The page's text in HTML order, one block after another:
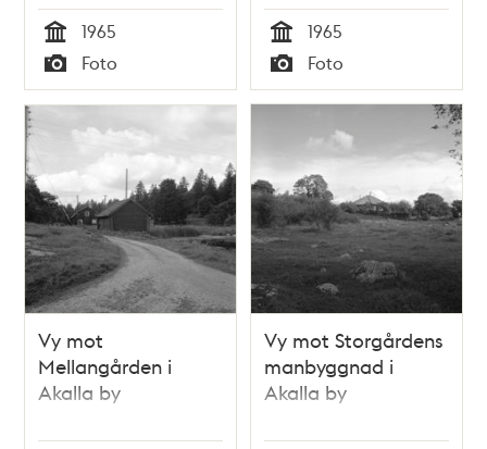
Tid
1965
Typ
Foto Tid
1965
Typ
Foto
Vy mot
Mellangården i
Akalla by
Vy mot Storgårdens
manbyggnad i
Akalla by